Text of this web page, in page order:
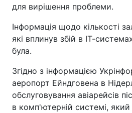
для вирішення проблеми.
Інформація щодо кількості
які вплинув збій в ІТ-
була.
Згідно з інформацією
аеропорт Ейндговена в
обслуговування авіарейсів
в комп'ютерній системі,